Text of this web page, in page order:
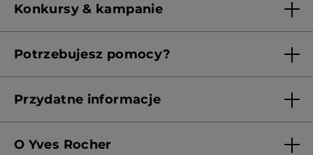
Konkursy & kampanie
Potrzebujesz pomocy?
Przydatne informacje
Polityka prywatności
O Yves Rocher